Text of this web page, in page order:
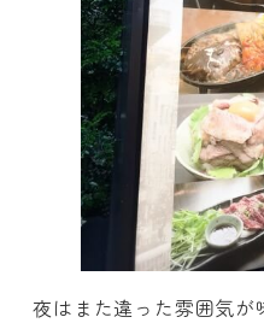
夜はまた違った雰囲気が